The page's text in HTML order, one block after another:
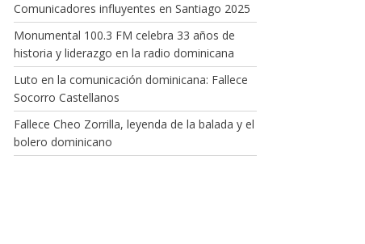
Comunicadores influyentes en Santiago 2025
Monumental 100.3 FM celebra 33 años de
historia y liderazgo en la radio dominicana
Luto en la comunicación dominicana: Fallece
Socorro Castellanos
Fallece Cheo Zorrilla, leyenda de la balada y el
bolero dominicano